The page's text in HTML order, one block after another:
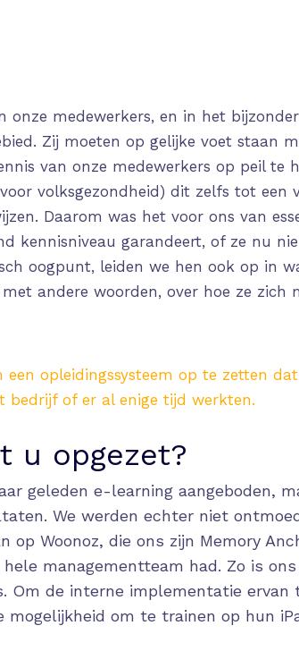
medewerkers, en in het
Zij moeten op gelijke voet staan
van onze medewerkers op peil te
volksgezondheid) dit zelfs tot een
Daarom was het voor ons van
kennisniveau garandeert, of ze nu
oogpunt, leiden we hen ook op in
andere woorden, over hoe ze zich
opleidingssysteem op te zetten
bedrijf of er al enige tijd werkten.
u opgezet?
geleden e-learning aangeboden,
We werden echter niet
op Woonoz, die ons zijn Memory
managementteam had. Zo is
Om de interne implementatie ervan
om te trainen op hun